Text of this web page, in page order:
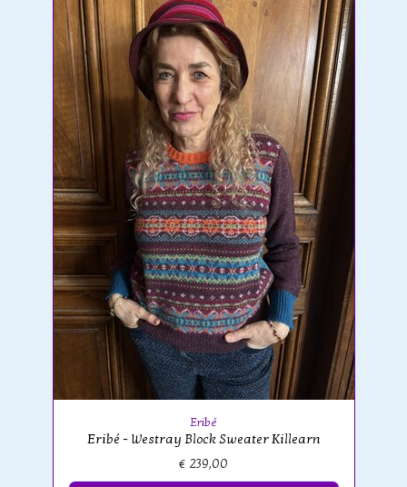
Eribé
Eribé - Westray Block Sweater Killearn
€ 239,00